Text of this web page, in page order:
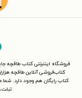
فروشگاه اینترنتی کتاب طاقچه
کتاب‌فروشی آنلاین طاقچه
کتاب رایگان هم وجود دارد. شما